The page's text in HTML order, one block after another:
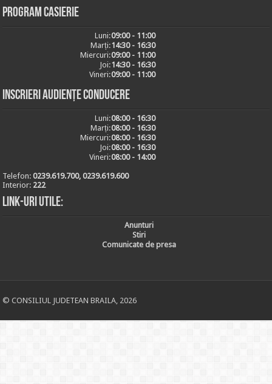
Program casierie
Luni:09:00 - 11:00
Marți:14:30 - 16:30
Miercuri:09:00 - 11:00
Joi:14:30 - 16:30
Vineri:09:00 - 11:00
Inscrieri audiențe conducere
Luni:08:00 - 16:30
Marți:08:00 - 16:30
Miercuri:08:00 - 16:30
Joi:08:00 - 16:30
Vineri:08:00 - 14:00
Telefon:0239.619.700, 0239.619.600
Interior: 222
Link-uri utile:
Anunturi
Stiri
Comunicate de presa
© CONSILIUL JUDETEAN BRAILA, 2026